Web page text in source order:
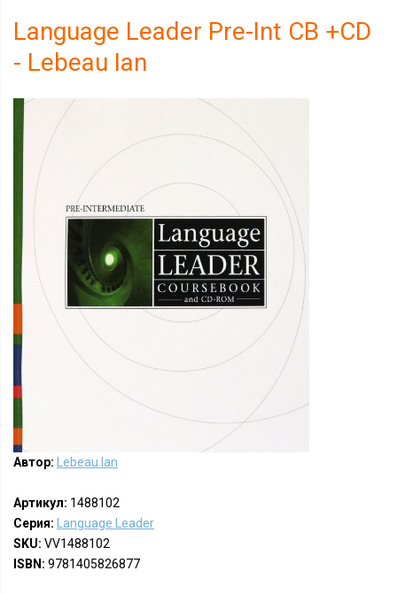
Language Leader Pre-Int CB +CD
- Lebeau Ian
Автор: Lebeau Ian
Артикул: 1488102
Серия:
Language Leader
SKU: VV1488102
ISBN: 9781405826877